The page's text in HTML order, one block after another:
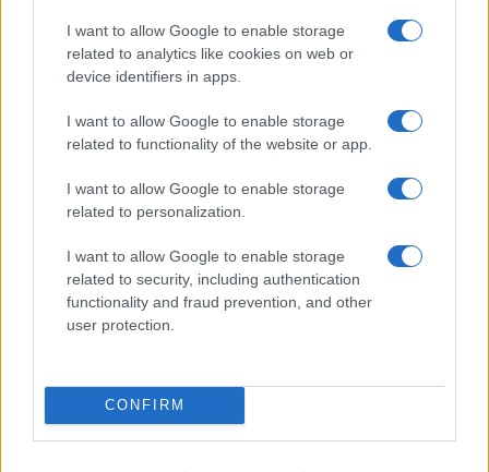
I want to allow Google to enable storage
related to analytics like cookies on web or
device identifiers in apps.
I want to allow Google to enable storage
related to functionality of the website or app.
I want to allow Google to enable storage
related to personalization.
I want to allow Google to enable storage
related to security, including authentication
functionality and fraud prevention, and other
user protection.
CONFIRM
nel tuo giardino
Beatrice Bonaventura · 6 Ago 2026
LIFESTYLE